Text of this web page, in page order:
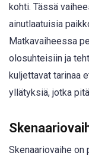
kohti. Tässä
ainutlaatuisia
Matkavaiheessa
olosuhteisiin ja
kuljettavat tarinaa
yllätyksiä, jotka
Skenaariovaihe on